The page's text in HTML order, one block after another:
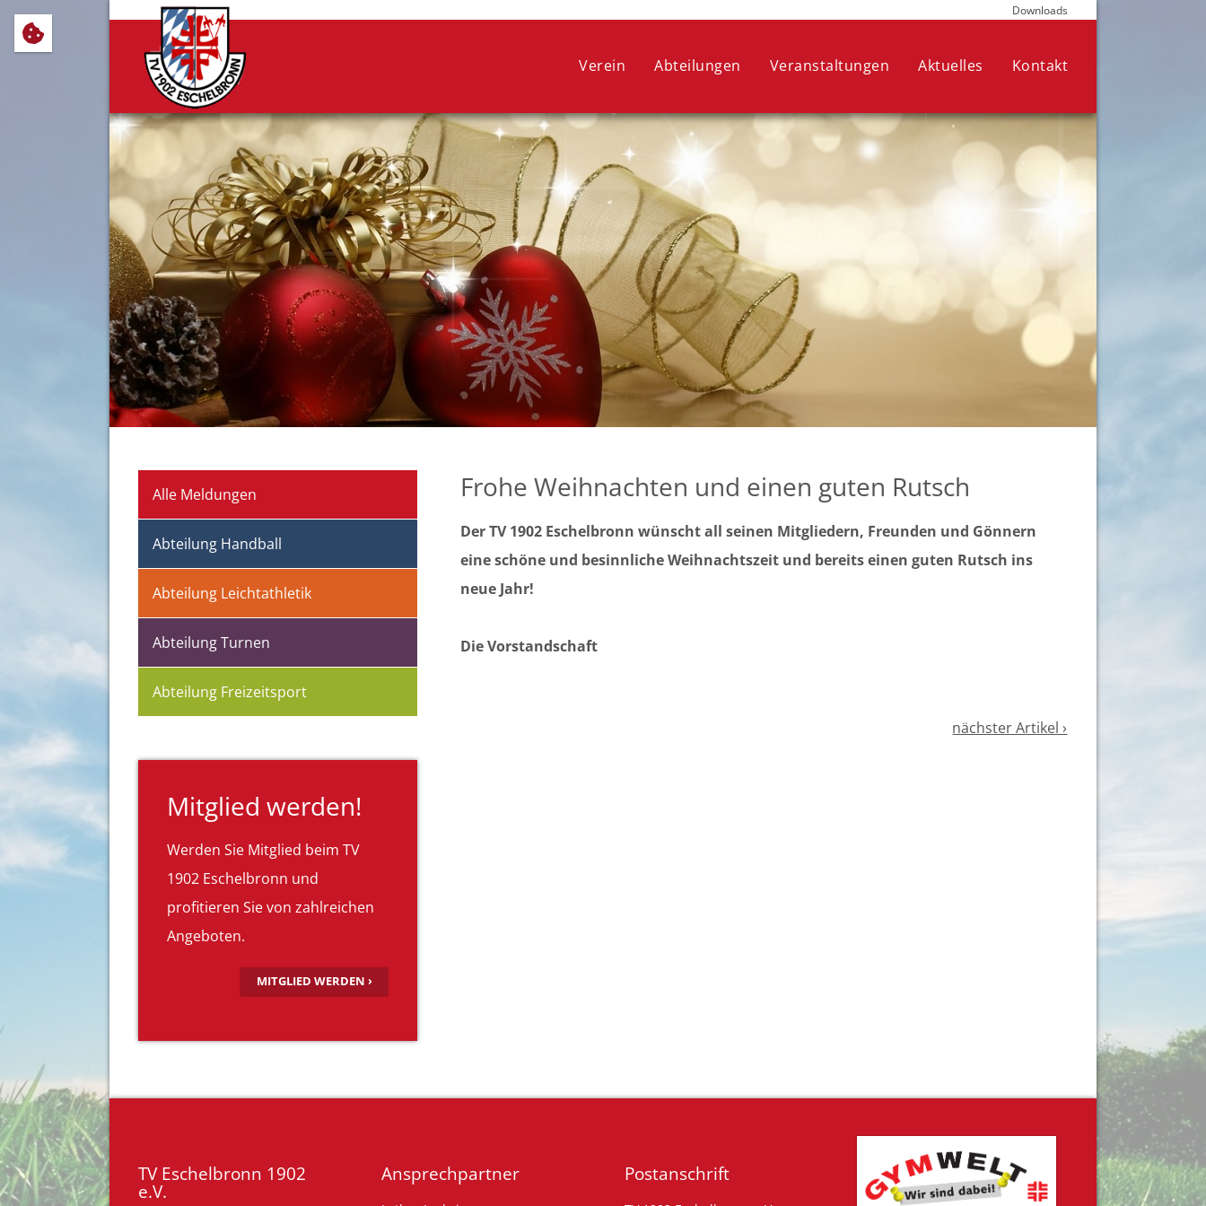
Wir verwenden Cookies, um Ihnen ein optimales Webseitenerlebnis zu bieten. Dazu zählen Cookies, die für den Betrieb der Seite
notwendig sind, sowie solche, die lediglich zu anonymen Statistikzwecken genutzt werden. Sie können Ihre Auswahl jederzeit in den
Cookie-Einstellungen anpassen oder widerrufen.
COOKIE-EINSTELLUNGEN
ALLE ABLEHNEN
ALLE AUSWÄHLEN
ImpressumDatenschutz
Downloads
Verein Abteilungen Veranstaltungen Aktuelles Kontakt
Alle Meldungen
Abteilung Handball
Abteilung Leichtathletik
Abteilung Turnen
Abteilung Freizeitsport
Mitglied werden!
Werden Sie Mitglied beim TV
1902 Eschelbronn und
profitieren Sie von zahlreichen
Angeboten.
MITGLIED WERDEN ›
Frohe Weihnachten und einen guten Rutsch
Der TV 1902 Eschelbronn wünscht all seinen Mitgliedern, Freunden und Gönnern
eine schöne und besinnliche Weihnachtszeit und bereits einen guten Rutsch ins
neue Jahr!
Die Vorstandschaft
nächster Artikel ›
TV Eschelbronn 1902
e.V.
Ansprechpartner Postanschrift